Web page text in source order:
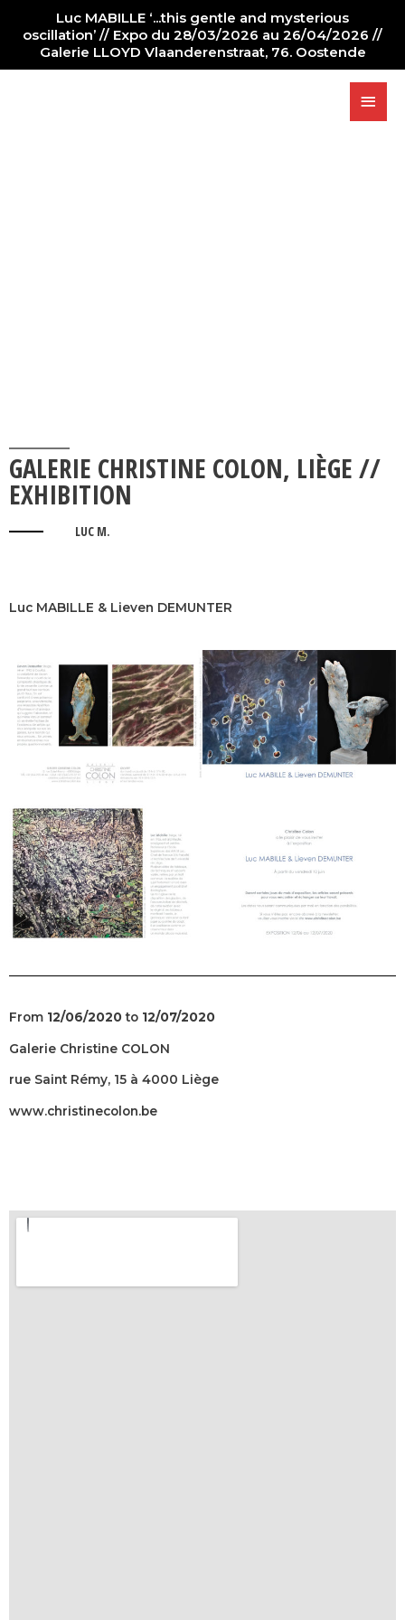
Luc MABILLE ‘...this gentle and mysterious
oscillation’ // Expo du 28/03/2026 au 26/04/2026 //
Galerie LLOYD Vlaanderenstraat, 76. Oostende
GALERIE CHRISTINE COLON, LIÈGE //
EXHIBITION
LUC M.
Luc MABILLE & Lieven DEMUNTER
From 12/06/2020 to 12/07/2020
Galerie Christine COLON
rue Saint Rémy, 15 à 4000 Liège
www.christinecolon.be